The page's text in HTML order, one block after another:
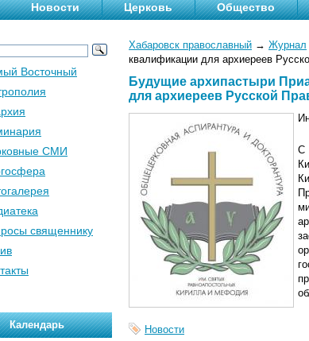
Новости Церковь Общество
Хабаровск православный → Журнал
квалификации для архиереев
Будущие архипастыри
для архиереев Русской
С
Новости
Восточный
СМИ
священнику
Календарь